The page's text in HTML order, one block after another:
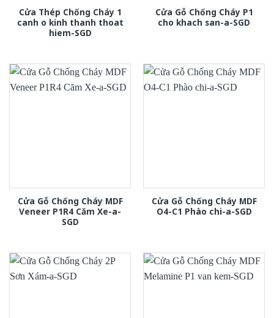
Cửa Thép Chống Cháy 1
canh o kinh thanh thoat
hiem-SGD
Cửa Gỗ Chống Cháy P1
cho khach san-a-SGD
Cửa Gỗ Chống Cháy MDF
Veneer P1R4 Căm Xe-a-
SGD
Cửa Gỗ Chống Cháy MDF
O4-C1 Phào chi-a-SGD